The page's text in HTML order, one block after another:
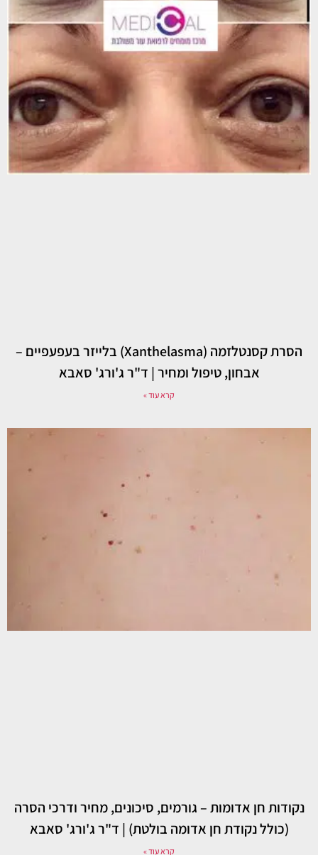
הסרת קסנטלזמה (Xanthelasma) בלייזר בעפעפיים –
אבחון, טיפול ומחיר | ד"ר ג'ורג' סאבא
קרא עוד »
נקודות חן אדומות – גורמים, סיכונים, מחיר ודרכי הסרה
(כולל נקודת חן אדומה בולטת) | ד"ר ג'ורג' סאבא
קרא עוד »